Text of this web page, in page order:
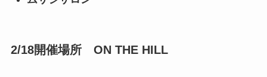
2/18開催場所 ON THE HILL